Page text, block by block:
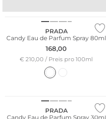
AMALFI
PRADA
Candy Eau de Parfum Spray 80ml
168,00
€ 210,00 / Preis pro 100ml
PRADA
Candy Eau de Parfum Spray 30ml